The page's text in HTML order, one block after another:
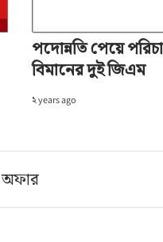
পদোন্নতি পেয়ে
বিমানের দুই জিএম
২ years ago
অফার